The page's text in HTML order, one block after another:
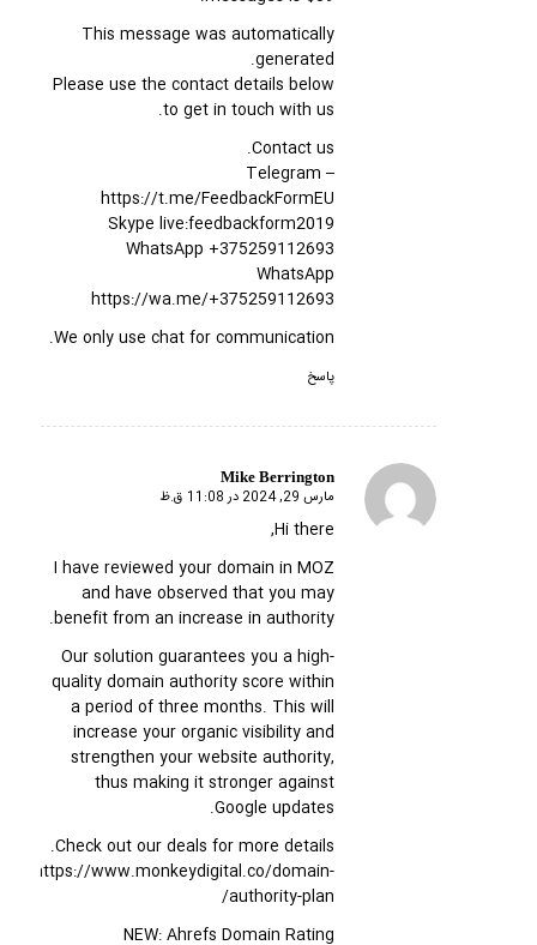
This message was automatically
generated.
Please use the contact details below
to get in touch with us.
Contact us.
Telegram –
https://t.me/FeedbackFormEU
Skype live:feedbackform2019
WhatsApp +375259112693
WhatsApp
https://wa.me/+375259112693
We only use chat for communication.
پاسخ
Mike Berrington
گفته:
مارس 29, 2024 در 11:08 ق.ظ
Hi there,
I have reviewed your domain in MOZ
and have observed that you may
benefit from an increase in authority.
Our solution guarantees you a high-
quality domain authority score within
a period of three months. This will
increase your organic visibility and
strengthen your website authority,
thus making it stronger against
Google updates.
Check out our deals for more details.
https://www.monkeydigital.co/domain-
authority-plan/
NEW: Ahrefs Domain Rating